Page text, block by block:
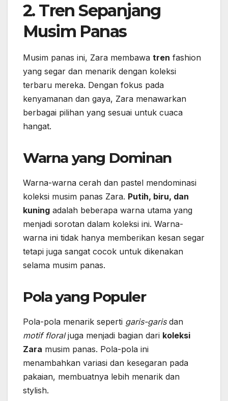
2. Tren Sepanjang
Musim Panas
Musim panas ini, Zara membawa tren fashion
yang segar dan menarik dengan koleksi
terbaru mereka. Dengan fokus pada
kenyamanan dan gaya, Zara menawarkan
berbagai pilihan yang sesuai untuk cuaca
hangat.
Warna yang Dominan
Warna-warna cerah dan pastel mendominasi
koleksi musim panas Zara. Putih, biru, dan
kuning adalah beberapa warna utama yang
menjadi sorotan dalam koleksi ini. Warna-
warna ini tidak hanya memberikan kesan segar
tetapi juga sangat cocok untuk dikenakan
selama musim panas.
Pola yang Populer
Pola-pola menarik seperti garis-garisdan
motif floraljuga menjadi bagian dari koleksi
Zara musim panas. Pola-pola ini
menambahkan variasi dan kesegaran pada
pakaian, membuatnya lebih menarik dan
stylish.